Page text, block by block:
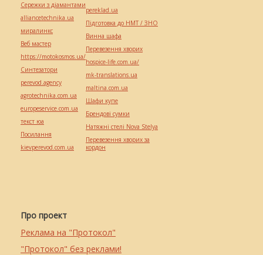
Про проект
Реклама на "Протокол"
"Протокол" без реклами!
Сережки з діамантами
alliancetechnika.ua
миралинкс
Веб мастер
https://motokosmos.ua/
Синтезатори
perevod.agency
agrotechnika.com.ua
europeservice.com.ua
текст юа
Посилання
kievperevod.com.ua
pereklad.ua
Підготовка до НМТ / ЗНО
Винна шафа
Перевезення хворих
hospice-life.com.ua/
mk-translations.ua
maltina.com.ua
Шафи купе
Брендові сумки
Натяжні стелі Nova Stelya
Перевезення хворих за
кордон